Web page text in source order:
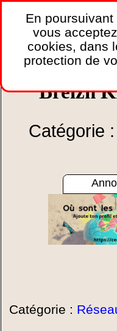
Accueil »Réseaux
Breizh
Catégorie
Catégorie :
En
vous
cookies, dans
protection de